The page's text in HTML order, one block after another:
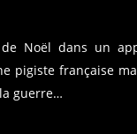
Noël dans un
pigiste française
guerre…